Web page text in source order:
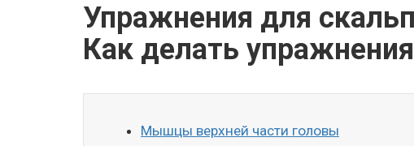
Упражнения для
Как делать упражнения
Мышцы верхней части головы